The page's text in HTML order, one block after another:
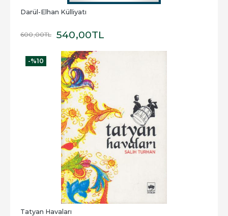
Darül-Elhan Külliyatı
600,00TL 540,00TL
-%10
Tatyan Havaları